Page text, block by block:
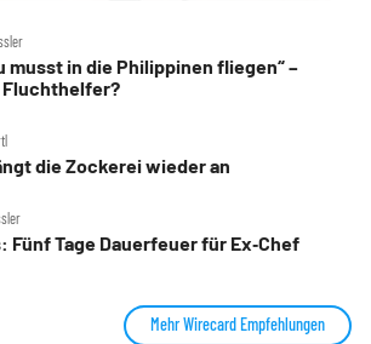
musst in die Philippinen fliegen“ –
Fluchthelfer?
die Zockerei wieder an
Fünf Tage Dauerfeuer für Ex‑Chef
Mehr Wirecard Empfehlungen